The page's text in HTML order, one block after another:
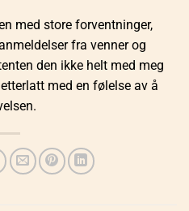
med store forventninger,
fra venner og
den ikke helt med meg
med en følelse av å